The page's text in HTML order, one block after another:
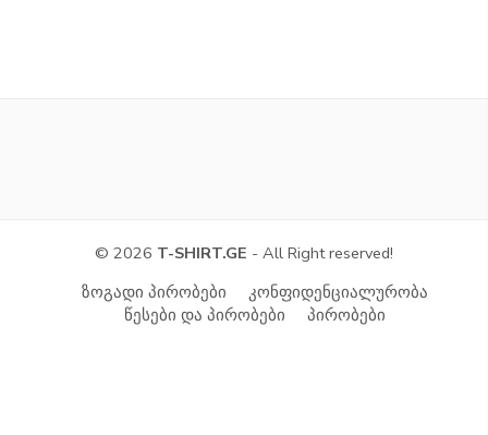
© 2026 T-SHIRT.GE - All Right reserved!
ზოგადი პირობები
კონფიდენციალურობა
წესები და პირობები
პირობები